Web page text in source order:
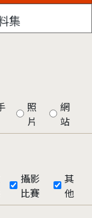
集
照
片
網
站
攝影
比賽
其
他